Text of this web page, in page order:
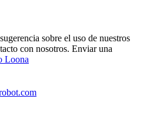
sobre el uso de nuestros
con nosotros. Enviar una
Loona